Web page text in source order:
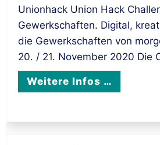
Unionhack Union Hack
Gewerkschaften. Digital,
die Gewerkschaften von
20. / 21. November 2020 Die
Weitere Infos …